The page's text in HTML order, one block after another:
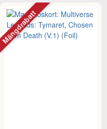
Mängdrabatt